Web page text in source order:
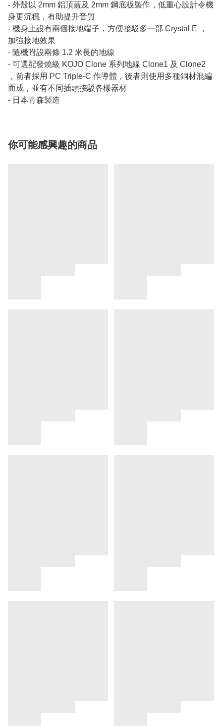
- 外殼以 2mm 鋁頂蓋及 2mm 鋼底板製作，低重心設計令機
身更沉穩，有助提升音質
- 機身上設有兩個接地端子，方便接駁多一部 Crystal E ，
加強接地效果
- 隨機附設兩條 1.2 米長的地線
- 可選配發燒級 KOJO Clone 系列地線 Clone1 及 Clone2
，前者採用 PC Triple-C 作導體，後者則使用多種銅材混編
而成，並有不同插頭接駁各樣器材
- 日本青森製造
你可能感興趣的商品